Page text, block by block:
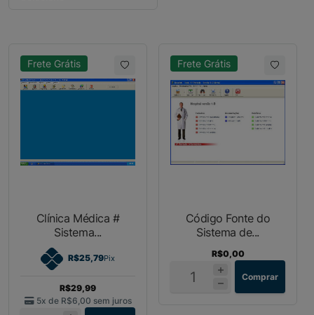
Frete Grátis
Clínica Médica #
Sistema...
R$25,79Pix
R$29,99
5x de R$6,00 sem juros
Frete Grátis
Código Fonte do
Sistema de...
R$0,00
Comprar